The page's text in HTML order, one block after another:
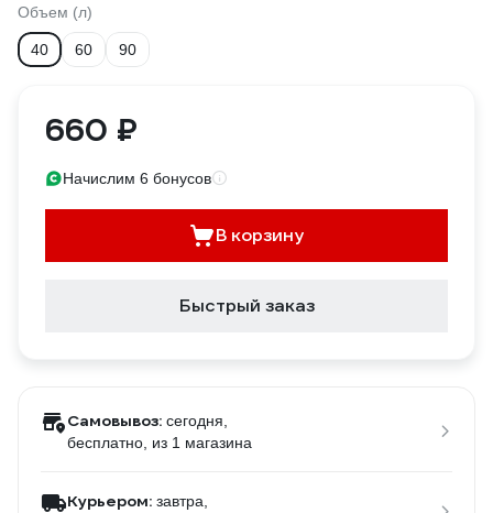
Объем (л)
40 60 90
660 ₽
Начислим 6 бонусов
В корзину
Быстрый заказ
Самовывоз: сегодня,
бесплатно , из 1 магазина
Курьером: завтра,